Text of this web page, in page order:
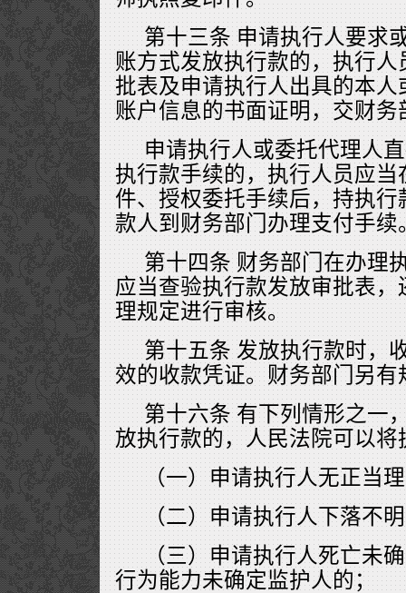
第十三条 申请执行人要求
账方式发放执行款的，执行
批表及申请执行人出具的本
账户信息的书面证明，交财
申请执行人或委托代理人
执行款手续的，执行人员应
件、授权委托手续后，持执
款人到财务部门办理支付手续
第十四条 财务部门在办理
应当查验执行款发放审批表
理规定进行审核。
第十五条 发放执行款时，
效的收款凭证。财务部门另
第十六条 有下列情形之一
放执行款的，人民法院可以将
（一）申请执行人无正当
（二）申请执行人下落不
（三）申请执行人死亡未
行为能力未确定监护人的；